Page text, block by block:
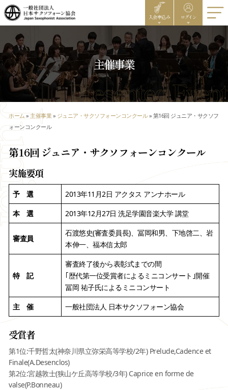
入会申込み ログイン
主催事業
ホーム » 主催事業» ジュニア・サクソフォーンコンクール» 第16回 ジュニア・サクソフ
ォーンコンクール
第16回 ジュニア・サクソフォーンコンクール
実施要項
予 選
2013年11月2日 アクタス アンナホール
本 選
2013年12月27日 洗足学園音楽大学 講堂
審査員
石渡悠史(審査委員長)、冨岡和男、下地啓二、岩
本伸一、福本信太郎
特 記
審査終了後から表彰式までの間
｢歴代第一位受賞者によるミニコンサート｣開催
冨岡 祐子氏によるミニコンサート
主 催
一般社団法人 日本サクソフォーン協会
受賞者
第1位:千野哲太(神奈川県立弥栄高等学校/2年) Prelude,Cadence et
Finale(A.Desenclos)
第2位:宮越敦士(狭山ケ丘高等学校/3年) Caprice en forme de
valse(P.Bonneau)